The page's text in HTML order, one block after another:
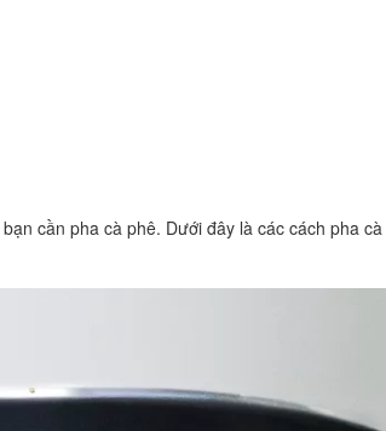
cần pha cà phê. Dưới đây là các cách pha